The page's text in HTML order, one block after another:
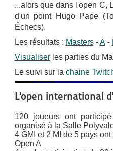
...alors que dans l'open C,
d'un point Hugo Pape
Échecs).
Les résultats : Masters-A-
Visualiserles parties du
Le suivi sur la chaine
L'open international
120 joueurs ont
organisé à la Salle
4 GMI et 2 MI de 5 pays ont
Open A